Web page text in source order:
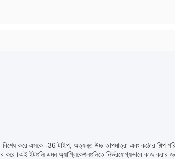
বিশেষ করে এসকে -36 টাইপ, অত্যন্ত উচ্চ তাপমাত্রা এবং কঠোর শিল্প
করে।এই ইটগুলি এমন অ্যাপ্লিকেশনগুলিতে নির্ভরযোগ্যভাবে কাজ করার